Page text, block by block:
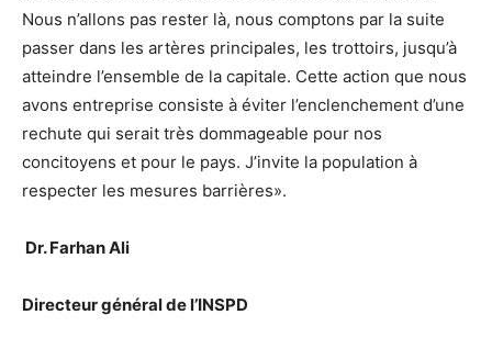
Nous n’allons pas rester là, nous comptons par la suite
passer dans les artères principales, les trottoirs, jusqu’à
atteindre l’ensemble de la capitale. Cette action que nous
avons entreprise consiste à éviter l’enclenchement d’une
rechute qui serait très dommageable pour nos
concitoyens et pour le pays. J’invite la population à
respecter les mesures barrières».
Dr. Farhan Ali
Directeur général de l’INSPD